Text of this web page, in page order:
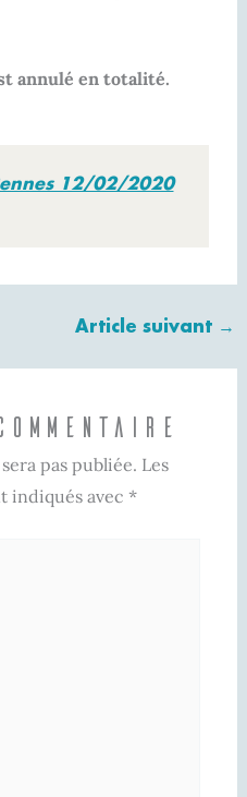
annulé en totalité.
12/02/2020
Article suivant →
pas publiée. Les
indiqués avec *